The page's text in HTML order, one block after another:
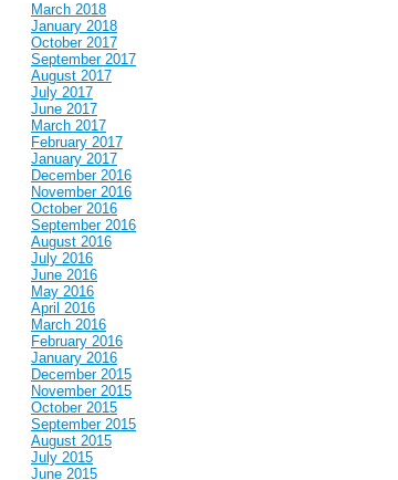
March 2018
January 2018
October 2017
September 2017
August 2017
July 2017
June 2017
March 2017
February 2017
January 2017
December 2016
November 2016
October 2016
September 2016
August 2016
July 2016
June 2016
May 2016
April 2016
March 2016
February 2016
January 2016
December 2015
November 2015
October 2015
September 2015
August 2015
July 2015
June 2015